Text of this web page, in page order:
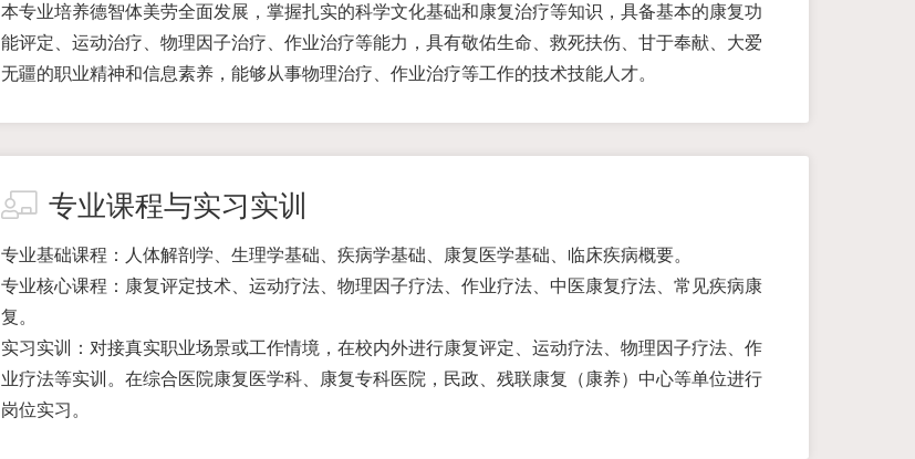
本专业培养德智体美劳全面发展，掌握扎实的科学文化基础和康复治疗等知识，具备基本的康复功
能评定、运动治疗、物理因子治疗、作业治疗等能力，具有敬佑生命、救死扶伤、甘于奉献、大爱
无疆的职业精神和信息素养，能够从事物理治疗、作业治疗等工作的技术技能人才。
专业课程与实习实训
专业基础课程：人体解剖学、生理学基础、疾病学基础、康复医学基础、临床疾病概要。
专业核心课程：康复评定技术、运动疗法、物理因子疗法、作业疗法、中医康复疗法、常见疾病康
复。
实习实训：对接真实职业场景或工作情境，在校内外进行康复评定、运动疗法、物理因子疗法、作
业疗法等实训。在综合医院康复医学科、康复专科医院，民政、残联康复（康养）中心等单位进行
岗位实习。